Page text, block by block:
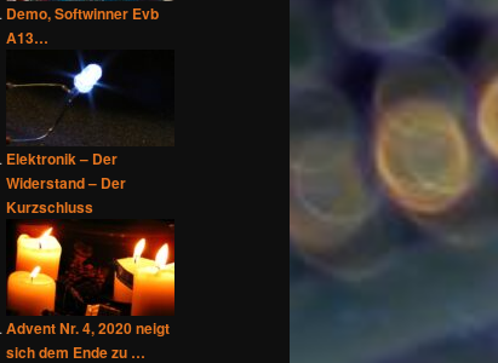
Demo, Softwinner Evb
A13…
Elektronik – Der
Widerstand – Der
Kurzschluss
Advent Nr. 4, 2020 neigt
sich dem Ende zu …